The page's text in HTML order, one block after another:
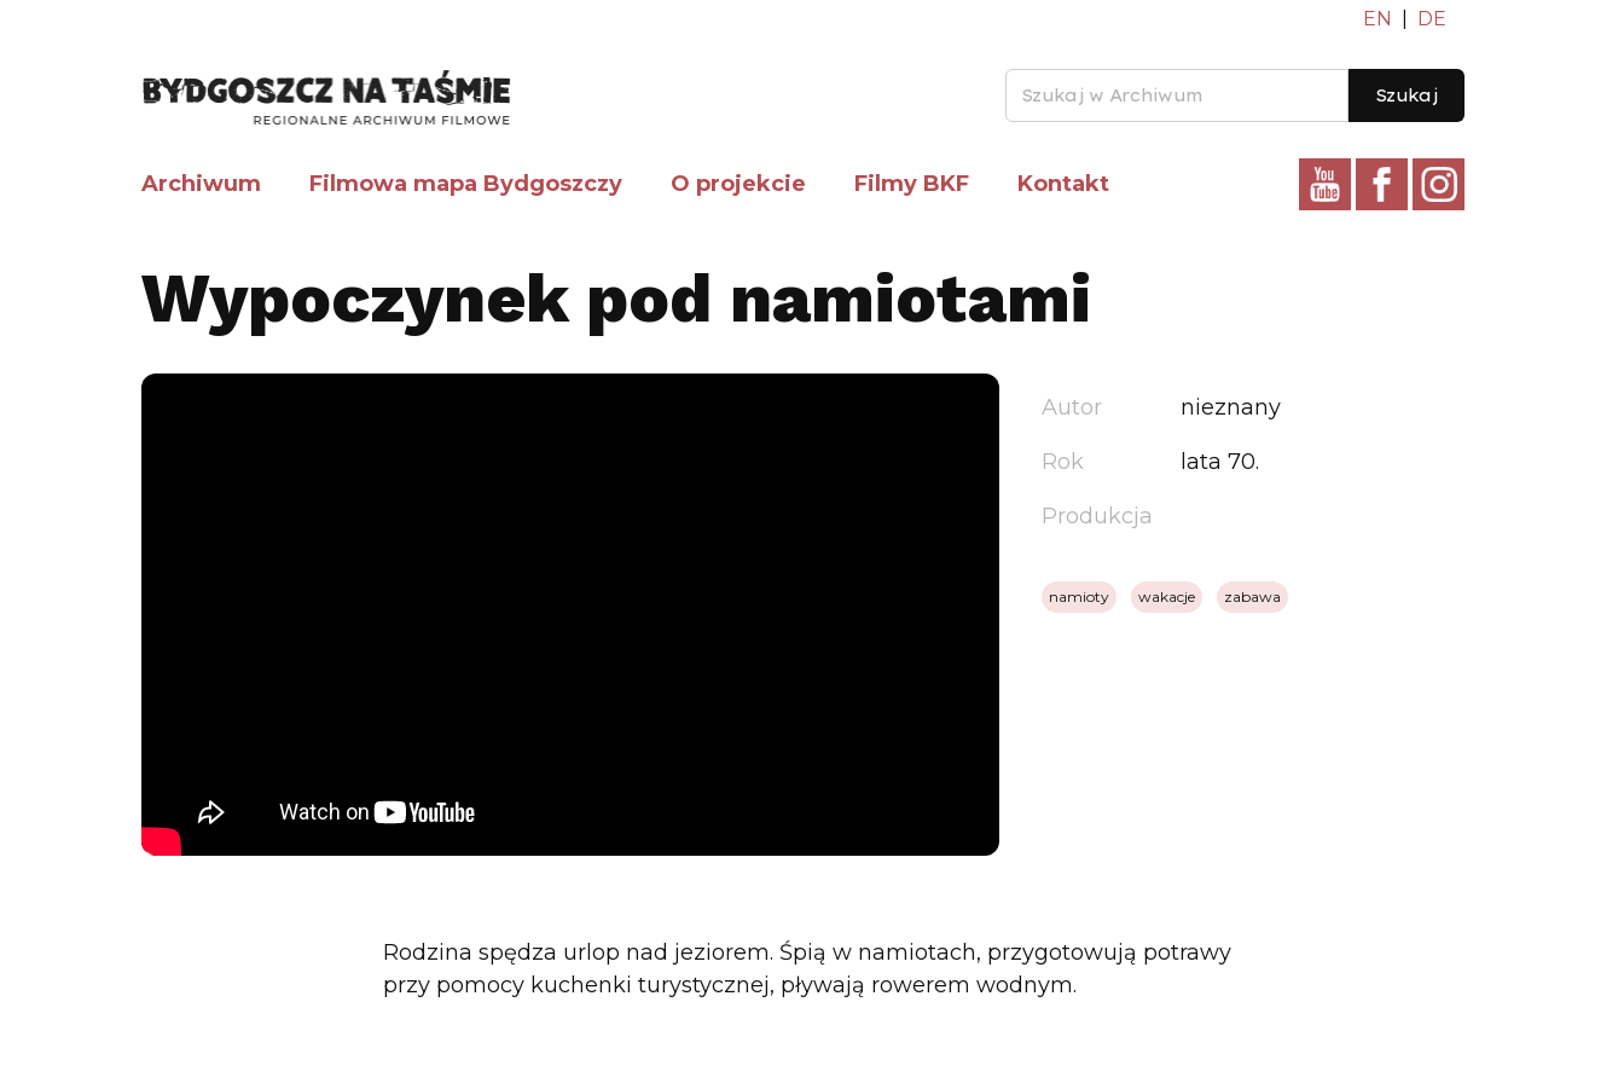
EN DE
Szukaj
Archiwum Filmowa mapa Bydgoszczy O projekcie Filmy BKF Kontakt
Wypoczynek pod namiotami
Autor nieznany
Rok lata 70.
Produkcja
namioty wakacje zabawa
Rodzina spędza urlop nad jeziorem. Śpią w namiotach, przygotowują potrawy
przy pomocy kuchenki turystycznej, pływają rowerem wodnym.